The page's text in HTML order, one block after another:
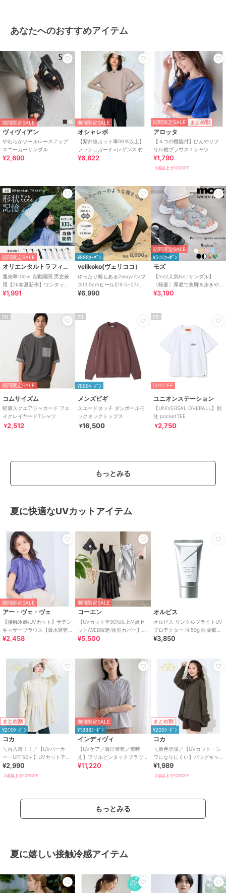
あなたへのおすすめアイテム
期間限定SALE
ヴィヴィアン
やわらかソールレースアップ
スニーカーサンダル
¥2,690
期間限定SALE
オシャレボ
【紫外線カット率99％以上】
ラッシュガード×レギンス 付
き タンキニ
¥6,822
期間限定SALE まとめ割
アロッタ
【４つの機能付】ひんやりフ
リル袖ブラウスＴシャツ
¥1,790
3点以上で10%OFF
期間限定SALE
オリエンタルトラフィック
遮光率100％ 自動開閉 男女兼
用【26春夏新作】ワンタッチ
晴雨兼用 折りたたみ傘 /G-
¥1,991
¥888ｸｰﾎﾟﾝ
velikoko(ヴェリココ）
ゆったり幅もある2wayパンプ
ス(3.0cmヒール)[19.5~27cm]
ラクチンきれいシューズ
¥6,990
期間限定SALE
¥500ｸｰﾎﾟﾝ
モズ
【moz人気No.1サンダル】
〔軽量〕厚底で美脚＆歩きや
すい！疲れにくいフィット感
¥3,190
PR
期間限定SALE
コムサイズム
軽量スクエアジャカード フェ
イクレイヤードTシャツ
¥2,512
PR
¥888ｸｰﾎﾟﾝ
メンズビギ
スエードタッチ ダンボールモ
ックネックトップス
¥16,500
PR
50%OFF
ユニオンステーション
【UNIVERSAL OVERALL】別
注 pocketTEE
¥2,750
もっとみる
夏に快適なUVカットアイテム
期間限定SALE
アー・ヴェ・ヴェ
【接触冷感/UVカット】サテン
ギャザーブラウス【吸水速乾/
イージーケア】
¥2,458
期間限定SALE
コーエン
【UVカット率90%以上/4点セ
ット/WEB限定/体型カバー】シ
ュシュ付きアソートスイムウ
¥5,500
オルビス
オルビス リンクルブライトUV
プロテクター N 50g 医薬部外
品（顔用日焼け止め）
¥3,850
まとめ割
¥200ｸｰﾎﾟﾝ
コカ
＼再入荷！！／【UVパーカ
ー・UPF50＋】UVカットティ
アードパーカー 全4色
¥2,990
2点以上で10%OFF
期間限定SALE
¥1888ｸｰﾎﾟﾝ
インディヴィ
【UVケア／吸汗速乾／着映
え】フリルピンタックブラウ
ス
¥11,220
まとめ割
¥200ｸｰﾎﾟﾝ
コカ
＼新色登場／【UVカット・シ
ワになりにくい】バッグギャ
ザーUVパーカー 全4色
¥1,989
2点以上で10%OFF
もっとみる
夏に嬉しい接触冷感アイテム